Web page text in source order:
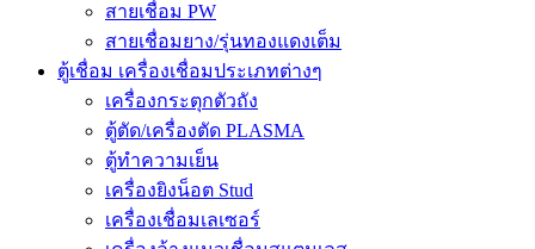
สายเชื่อม PW
สายเชื่อมยาง/รุ่นทองแดงเต็ม
ตู้เชื่อม เครื่องเชื่อมประเภทต่างๆ
เครื่องกระตุกตัวถัง
ตู้ตัด/เครื่องตัด PLASMA
ตู้ทำความเย็น
เครื่องยิงน็อต Stud
เครื่องเชื่อมเลเซอร์